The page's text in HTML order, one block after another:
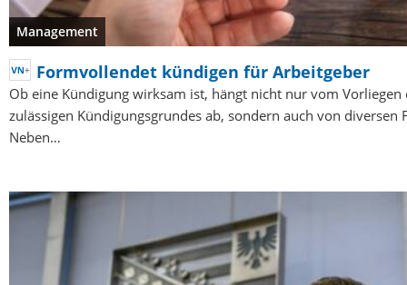
Management
Formvollendet kündigen für Arbeitgeber
Ob eine Kündigung wirksam ist, hängt nicht nur vom Vorliegen
zulässigen Kündigungsgrundes ab, sondern auch von diversen
Neben…